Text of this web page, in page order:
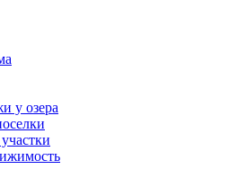
у озера